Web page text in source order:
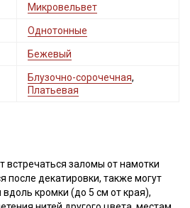
Микровельвет
Однотонные
Бежевый
Блузочно-сорочечная,
Платьевая
встречаться заломы от намотки
после декатировки, также могут
кромки (до 5 см от края),